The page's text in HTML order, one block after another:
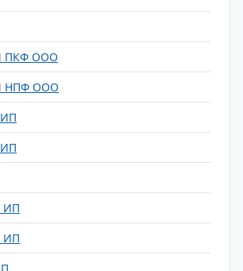
ПКФ ООО
НПФ ООО
ИП
ИП